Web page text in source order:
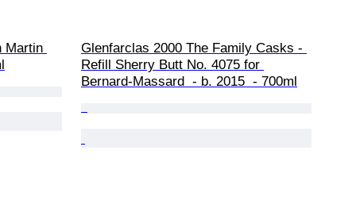
Martin
Glenfarclas 2000 The Family Casks -
Refill Sherry Butt No. 4075 for
Bernard-Massard  - b. 2015  - 700ml